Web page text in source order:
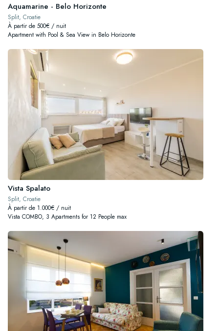
Aquamarine - Belo Horizonte
Split, Croatie
À partir de 500€ / nuit
Apartment with Pool & Sea View in Belo Horizonte
Vista Spalato
Split, Croatie
À partir de 1.000€ / nuit
Vista COMBO, 3 Apartments for 12 People max